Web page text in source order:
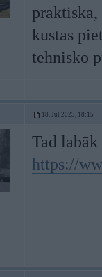
kustas
tehnisko
18. Jul 2023, 18:15
Tad
https://